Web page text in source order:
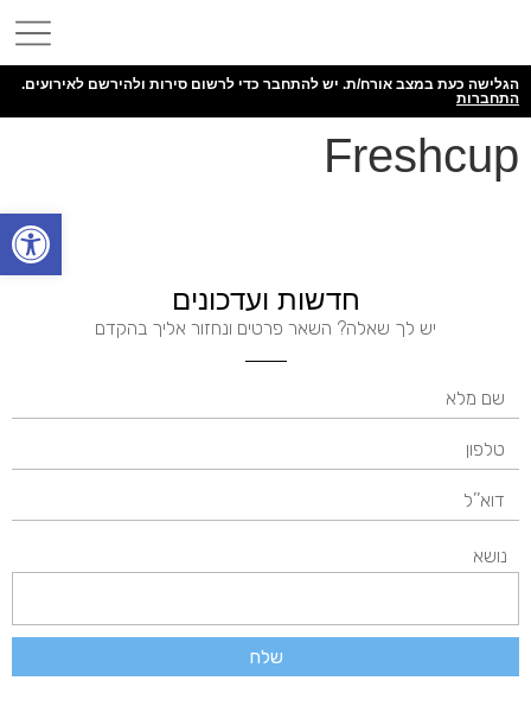
הגלישה כעת במצב אורח/ת. יש להתחבר כדי לרשום סירות ולהירשם לאירועים.
התחברות
Freshcup
חדשות ועדכונים
יש לך שאלה? השאר פרטים ונחזור אליך בהקדם
נושא
שלח